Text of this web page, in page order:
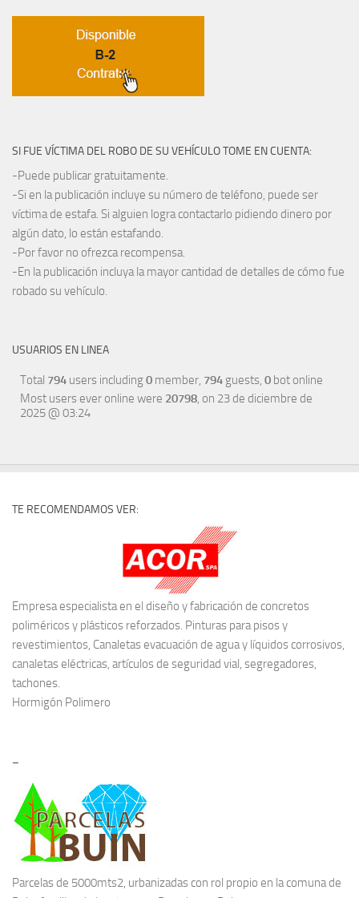
SI FUE VÍCTIMA DEL ROBO DE SU VEHÍCULO TOME EN CUENTA:
-Puede publicar gratuitamente.
-Si en la publicación incluye su número de teléfono, puede ser
víctima de estafa. Si alguien logra contactarlo pidiendo dinero por
algún dato, lo están estafando.
-Por favor no ofrezca recompensa.
-En la publicación incluya la mayor cantidad de detalles de cómo fue
robado su vehículo.
USUARIOS EN LINEA
Total 794 users including0 member, 794 guests, 0 bot online
Most users ever online were 20798, on 23 de diciembre de
2025 @ 03:24
TE RECOMENDAMOS VER:
Empresa especialista en el diseño y fabricación de concretos
poliméricos y plásticos reforzados. Pinturas para pisos y
revestimientos, Canaletas evacuación de agua y líquidos corrosivos,
canaletas eléctricas, artículos de seguridad vial, segregadores,
tachones.
Hormigón Polimero
–
Parcelas de 5000mts2, urbanizadas con rol propio en la comuna de